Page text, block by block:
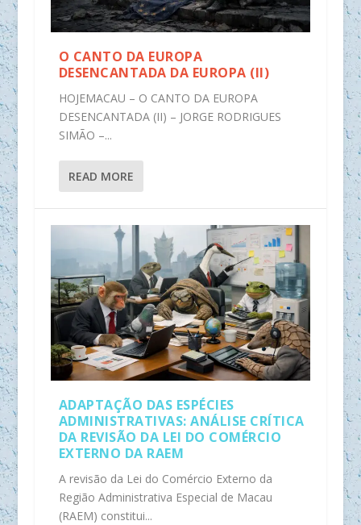
O CANTO DA EUROPA
DESENCANTADA DA EUROPA (II)
HOJEMACAU – O CANTO DA EUROPA
DESENCANTADA (II) – JORGE RODRIGUES
SIMÃO –...
READ MORE
ADAPTAÇÃO DAS ESPÉCIES
ADMINISTRATIVAS: ANÁLISE CRÍTICA
DA REVISÃO DA LEI DO COMÉRCIO
EXTERNO DA RAEM
A revisão da Lei do Comércio Externo da
Região Administrativa Especial de Macau
(RAEM) constitui...